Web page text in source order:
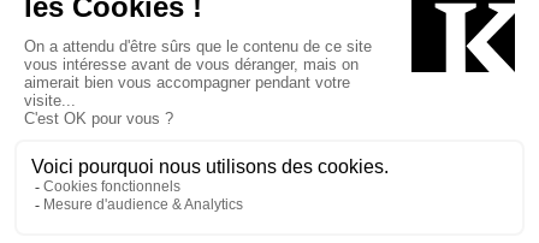
Bâtiment-Durable-Québec-1
Esquisses-1
MP-1 v2com-1